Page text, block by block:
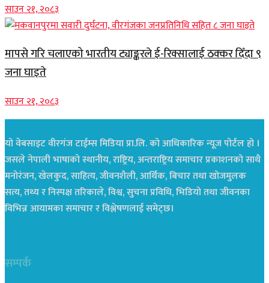
साउन २१, २०८३
मापसे गरि चलाएको भारतीय ट्याङ्करले ई-रिक्सालाई ठक्कर दिँदा ९
जना घाइते
साउन २१, २०८३
यो वेबसाइट वीरगंज टाईम्स मिडिया प्रा.लि. को आधिकारिक न्यूज पोर्टल हो ।
जसले नेपाली भाषाको स्थानीय, राष्ट्रिय, अन्तराष्ट्रिय समाचार प्रकाशनको साथै
मनोरंजन, खेलकुद, साहित्य, जीवनशैली, आर्थिक, बिचार तथा खोजमुलक
सत्य, तथ्य र निस्पक्ष तरिकाले, विश्व, सुचना प्रविधि, भिडियो तथा जीवनका
विभिन्न आयामका समाचार र विश्लेषणलाई समेट्छ।
सम्पर्क